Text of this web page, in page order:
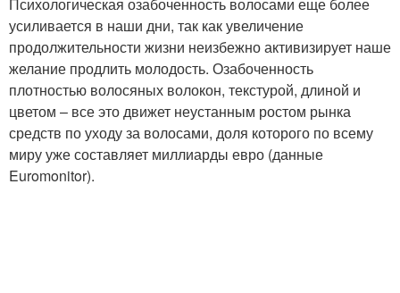
усиливается в наши дни, так как увеличение
продолжительности жизни неизбежно активизирует наше
желание продлить молодость. Озабоченность
плотностью волосяных волокон, текстурой, длиной и
цветом – все это движет неустанным ростом рынка
средств по уходу за волосами, доля которого по всему
миру уже составляет миллиарды евро (данные
Euromonitor).